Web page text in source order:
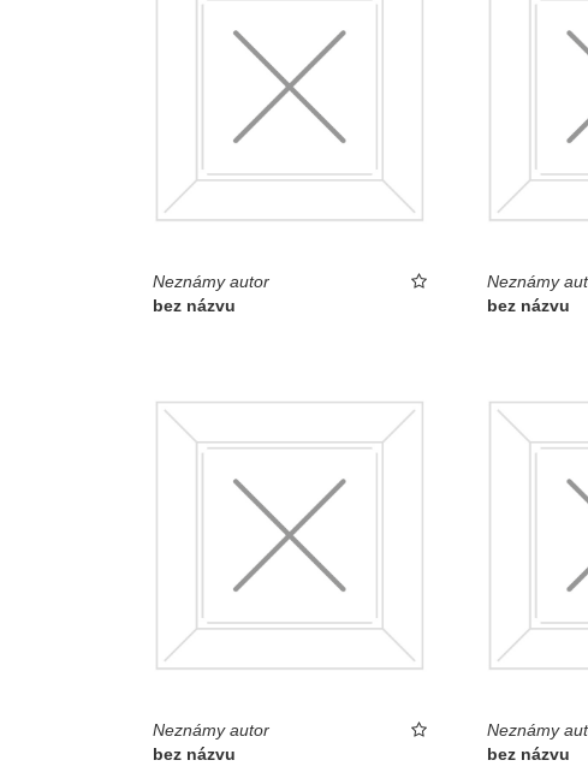
Neznámy autor
bez názvu
Neznámy
bez názvu
Neznámy autor
bez názvu
Neznámy
bez názvu